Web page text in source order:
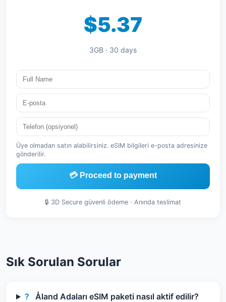
$5.37
3GB · 30 days
Üye olmadan satın alabilirsiniz. eSIM bilgileri e-posta adresinize
gönderilir.
💳 Proceed to payment
🔒 3D Secure güvenli ödeme · Anında teslimat
Sık Sorulan Sorular
? Åland Adaları eSIM paketi nasıl aktif edilir?